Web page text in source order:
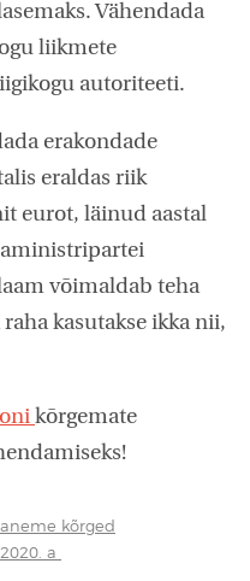
Vähendada
liikmete
autoriteeti.
erakondade
eraldas riik
eurot, läinud aastal
võimaldab teha
kasutakse ikka nii,
kõrgemate
kõrged
a